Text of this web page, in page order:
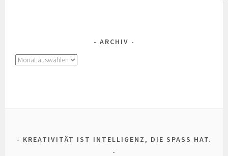
ARCHIV
Archiv
KREATIVITÄT IST INTELLIGENZ, DIE SPASS HAT.